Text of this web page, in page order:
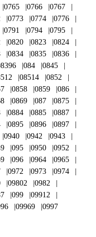
0765 0766
0767
0773 0774
0776
0791 0794
0795
0820 0823
0824
0834 0835
0836
084
0845
08514
0852
0858 0859
086
0869 087
0875
0884 0885
0887
0895 0896
0897
0940 0942
0943
095 0950
0952
096 0964
0965
0972 0973
0974
09802
0982
099
09912
09969 0997